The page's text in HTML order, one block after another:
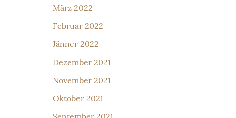
März 2022
Februar 2022
Jänner 2022
Dezember 2021
November 2021
Oktober 2021